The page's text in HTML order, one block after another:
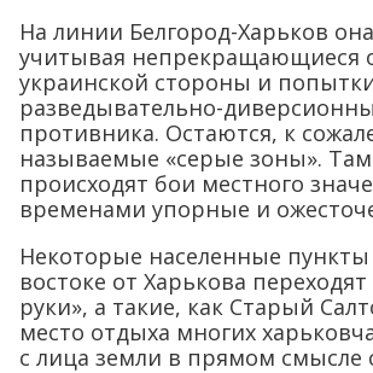
На линии Белгород-Харьков
учитывая непрекращающиеся
украинской стороны и
разведывательно-
противника. Остаются, к
называемые «серые зоны».
происходят бои местного
временами упорные и
Некоторые населенные пункты
востоке от Харькова переходят
руки», а такие, как Старый
место отдыха многих
с лица земли в прямом смысле